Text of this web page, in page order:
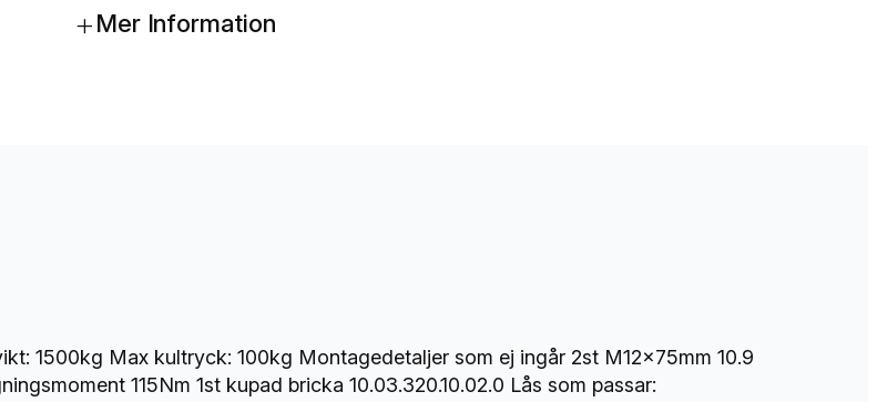
R
m
ä
+Mer Information
1500kg Max kultryck: 100kg Montagedetaljer som ej ingår 2st M12x75mm 10.9
115Nm 1st kupad bricka 10.03.320.10.02.0 Lås som passar: